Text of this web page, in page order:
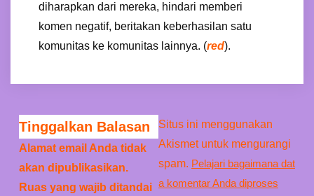
diharapkan dari mereka, hindari memberi
komen negatif, beritakan keberhasilan satu
komunitas ke komunitas lainnya. (red).
Tinggalkan Balasan
Alamat email Anda tidak
akan dipublikasikan.
Ruas yang wajib ditandai
Situs ini menggunakan
Akismet untuk mengurangi
spam. Pelajari bagaimana dat
a komentar Anda diproses